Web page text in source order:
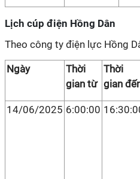
Lịch cúp điện Hồng Dân
Theo công ty điện lực Hồng
Ngày
Thời
gian từ
Thời
gian
14/06/2025 6:00:00